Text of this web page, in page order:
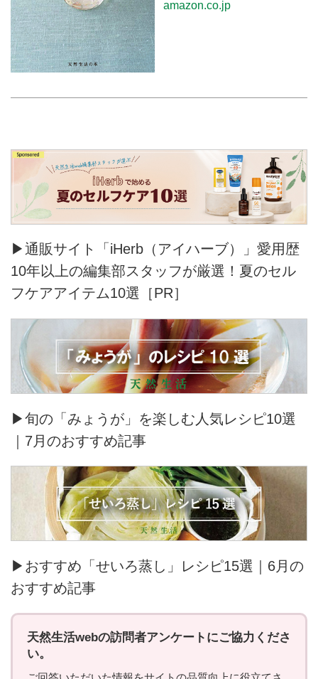
amazon.co.jp
▶通販サイト「iHerb（アイハーブ）」愛用歴
10年以上の編集部スタッフが厳選！夏のセル
フケアアイテム10選［PR］
▶旬の「みょうが」を楽しむ人気レシピ10選
｜7月のおすすめ記事
▶おすすめ「せいろ蒸し」レシピ15選｜6月の
おすすめ記事